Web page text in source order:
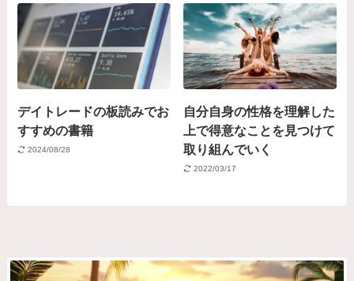
デイトレードの板読みでお
すすめの書籍
2024/08/28
自分自身の性格を理解した
上で得意なことを見つけて
取り組んでいく
2022/03/17